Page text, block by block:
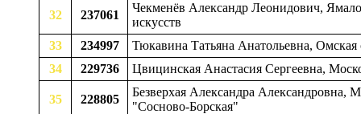
32 237061
Чекменёв Александр Леонидович,
искусств
33
234997
Тюкавина Татьяна Анатольевна, Омская
34
229736 Цвицинская Анастасия Сергеевна,
35 228805
Безверхая Александра Александровна,
"Сосново-Борская"